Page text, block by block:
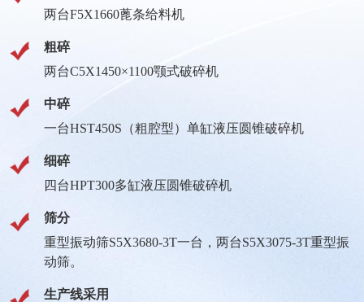
两台F5X1660蓖条给料机
粗碎
两台C5X1450×1100颚式破碎机
中碎
一台HST450S（粗腔型）单缸液压圆锥破碎机
细碎
四台HPT300多缸液压圆锥破碎机
筛分
重型振动筛S5X3680-3T一台，两台S5X3075-3T重型振
动筛。
生产线采用